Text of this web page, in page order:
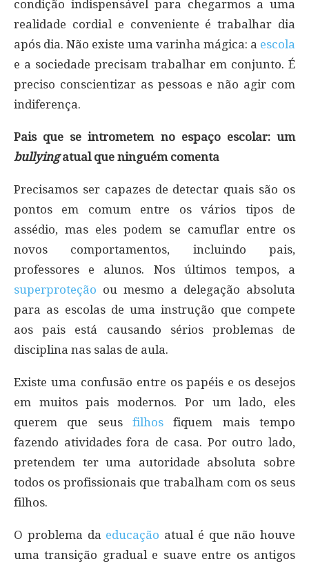
condição indispensável para chegarmos a uma
realidade cordial e conveniente é trabalhar dia
após dia. Não existe uma varinha mágica: a escola
e a sociedade precisam trabalhar em conjunto. É
preciso conscientizar as pessoas e não agir com
indiferença.
Pais que se intrometem no espaço escolar: um
bullyingatual que ninguém comenta
Precisamos ser capazes de detectar quais são os
pontos em comum entre os vários tipos de
assédio, mas eles podem se camuflar entre os
novos comportamentos, incluindo pais,
professores e alunos. Nos últimos tempos, a
superproteção ou mesmo a delegação absoluta
para as escolas de uma instrução que compete
aos pais está causando sérios problemas de
disciplina nas salas de aula.
Existe uma confusão entre os papéis e os desejos
em muitos pais modernos. Por um lado, eles
querem que seus filhos fiquem mais tempo
fazendo atividades fora de casa. Por outro lado,
pretendem ter uma autoridade absoluta sobre
todos os profissionais que trabalham com os seus
filhos.
O problema da educação atual é que não houve
uma transição gradual e suave entre os antigos